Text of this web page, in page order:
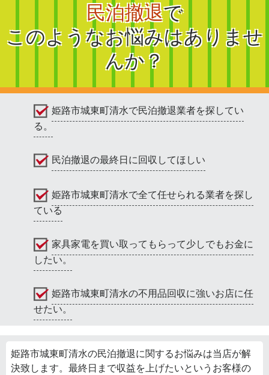
民泊撤退で
このようなお悩みはありませ
んか？
姫路市城東町清水で民泊撤退業者を探してい
る。
民泊撤退の最終日に回収してほしい
姫路市城東町清水で全て任せられる業者を探し
ている
家具家電を買い取ってもらって少しでもお金に
したい。
姫路市城東町清水の不用品回収に強いお店に任
せたい。
姫路市城東町清水の民泊撤退に関するお悩みは当店が解
決致します。最終日まで収益を上げたいというお客様の